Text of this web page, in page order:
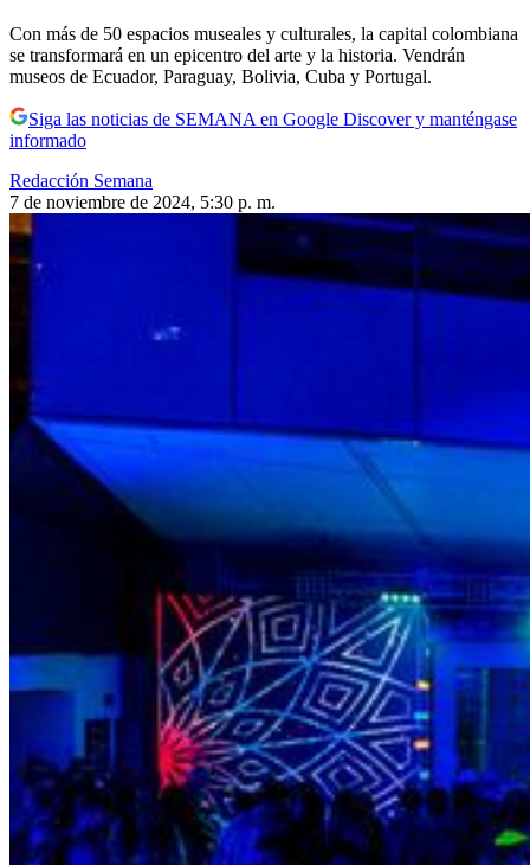
Con más de 50 espacios museales y culturales, la capital colombiana
se transformará en un epicentro del arte y la historia. Vendrán
museos de Ecuador, Paraguay, Bolivia, Cuba y Portugal.
Siga las noticias de SEMANA en Google Discover y manténgase
informado
Redacción Semana
7 de noviembre de 2024, 5:30 p. m.